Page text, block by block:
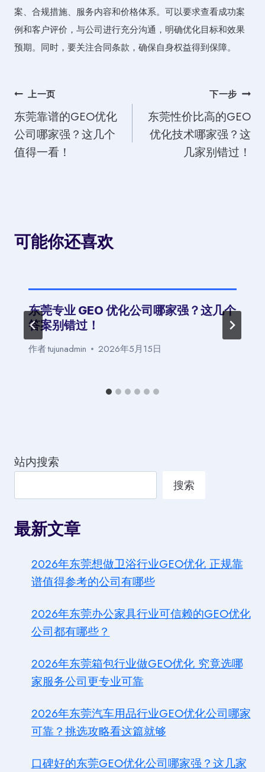
案、合规措施、服务内容和价格体系。可以要求查看成功案
例和客户评价，与公司进行充分沟通，明确优化目标和效果
预期。同时，要关注合同条款，确保自身权益得到保障。
文
章
导
上一页
东莞靠谱的GEO优化
公司哪家强？这几个
值得一看！
下一步
东莞性价比高的GEO
优化技术哪家强？这
几家别错过！
可能你还喜欢
东莞专业 GEO 优化公司哪家强？这几个
答案别错过！
作者tujunadmin 2026年5月15日
站内搜索
搜索
最新文章
2026年东莞想做卫浴行业GEO优化 正规靠
谱值得参考的公司有哪些
2026年东莞办公家具行业可信赖的GEO优化
公司都有哪些？
2026年东莞箱包行业做GEO优化 究竟选哪
家服务公司更专业可靠
2026年东莞汽车用品行业GEO优化公司哪家
可靠？挑选攻略看这篇就够
口碑好的东莞GEO优化公司哪家强？这几家